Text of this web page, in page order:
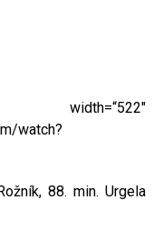
watch?
88. min. Urgela